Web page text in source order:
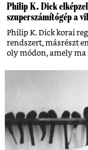
Philip K. Dick
szuperszámítógép a
Philip K. Dick korai
rendszert, másrészt
oly módon, amely ma